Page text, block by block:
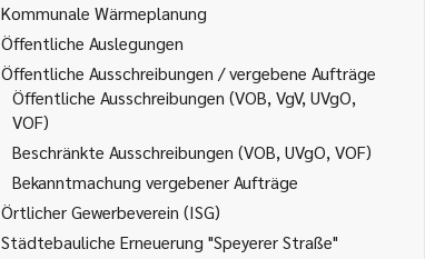
Kommunale Wärmeplanung
Öffentliche Auslegungen
Öffentliche Ausschreibungen / vergebene Aufträge
Öffentliche Ausschreibungen (VOB, VgV, UVgO,
VOF)
Beschränkte Ausschreibungen (VOB, UVgO, VOF)
Bekanntmachung vergebener Aufträge
Örtlicher Gewerbeverein (ISG)
Städtebauliche Erneuerung "Speyerer Straße"